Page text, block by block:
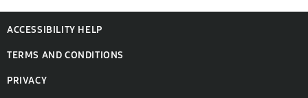
ACCESSIBILITY HELP
TERMS AND CONDITIONS
PRIVACY